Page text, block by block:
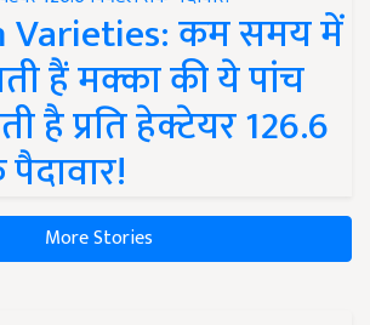
Varieties: कम समय में
हैं मक्का की ये पांच
है प्रति हेक्टेयर 126.6
More Stories